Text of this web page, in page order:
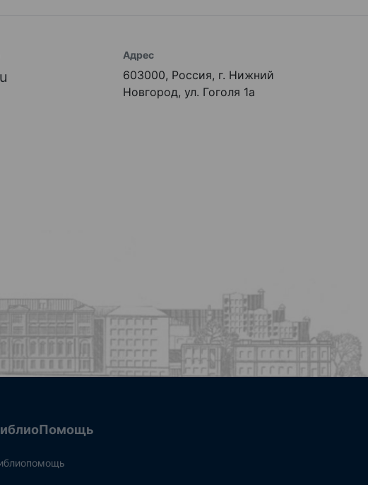
Адрес
603000, Россия, г. Нижний
Новгород, ул. Гоголя 1а